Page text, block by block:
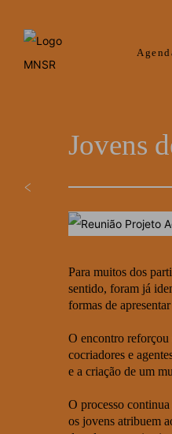
Jovens
Para muitos dos
sentido, foram já
formas de
O encontro reforçou
cocriadores e
e a criação de um
O processo
os jovens atribuem